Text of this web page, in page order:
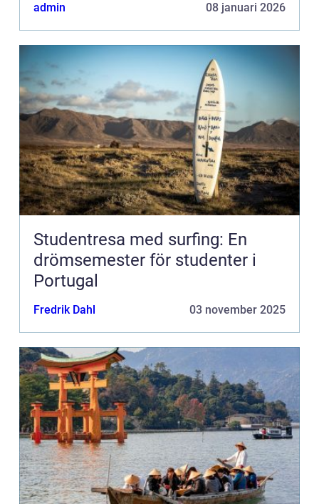
admin 08 januari 2026
Studentresa med surfing: En
drömsemester för studenter i
Portugal
Fredrik Dahl 03 november 2025